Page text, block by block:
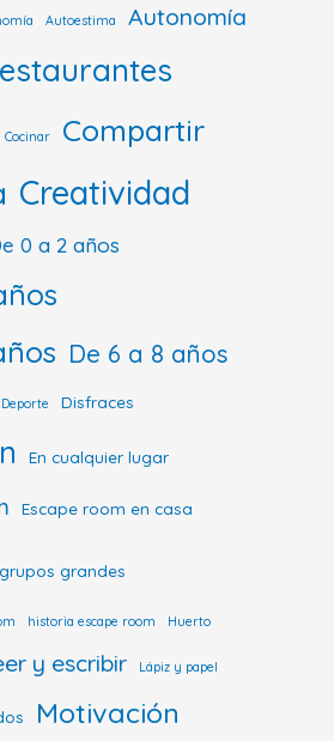
Autoestima Autonomía
Cocinar Compartir
Creatividad
0 a 2 años
De 6 a 8 años
Deporte Disfraces
En cualquier lugar
Escape room en casa
grupos grandes
historia escape room Huerto
y escribir Lápiz y papel
Motivación